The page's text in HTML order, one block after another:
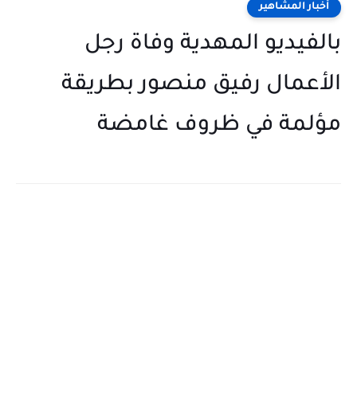
أخبار المشاهير
بالفيديو المهدية وفاة رجل
الأعمال رفيق منصور بطريقة
مؤلمة في ظروف غامضة